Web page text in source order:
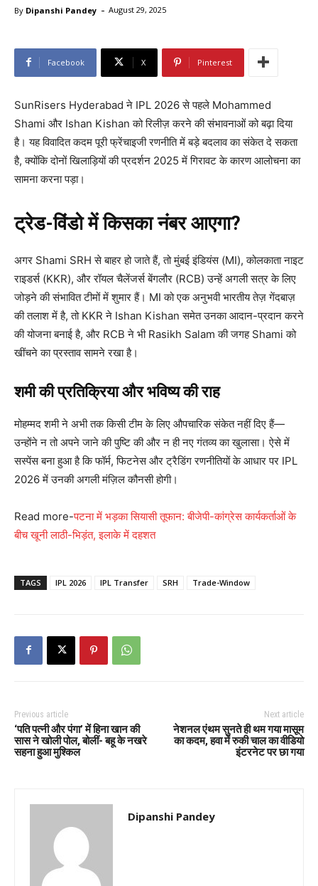
By Dipanshi Pandey - August 29, 2025
Facebook X Pinterest
SunRisers Hyderabad ने IPL 2026 से पहले Mohammed
Shami और Ishan Kishan को रिलीज़ करने की संभावनाओं को बढ़ा दिया
है। यह विवादित कदम पूरी फ्रेंचाइजी रणनीति में बड़े बदलाव का संकेत दे सकता
है, क्योंकि दोनों खिलाड़ियों की प्रदर्शन 2025 में गिरावट के कारण आलोचना का
सामना करना पड़ा।
ट्रेड-विंडो में किसका नंबर आएगा?
अगर Shami SRH से बाहर हो जाते हैं, तो मुंबई इंडियंस (MI), कोलकाता नाइट
राइडर्स (KKR), और रॉयल चैलेंजर्स बेंगलौर (RCB) उन्हें अगली सत्र के लिए
जोड़ने की संभावित टीमों में शुमार हैं। MI को एक अनुभवी भारतीय तेज़ गेंदबाज़
की तलाश में है, तो KKR ने Ishan Kishan समेत उनका आदान-प्रदान करने
की योजना बनाई है, और RCB ने भी Rasikh Salam की जगह Shami को
खींचने का प्रस्ताव सामने रखा है।
शमी की प्रतिक्रिया और भविष्य की राह
मोहम्मद शमी ने अभी तक किसी टीम के लिए औपचारिक संकेत नहीं दिए हैं—
उन्होंने न तो अपने जाने की पुष्टि की और न ही नए गंतव्य का खुलासा। ऐसे में
सस्पेंस बना हुआ है कि फॉर्म, फिटनेस और ट्रैडिंग रणनीतियों के आधार पर IPL
2026 में उनकी अगली मंज़िल कौनसी होगी।
Read more-पटना में भड़का सियासी तूफान: बीजेपी-कांग्रेस कार्यकर्ताओं के
बीच खूनी लाठी-भिड़ंत, इलाके में दहशत
TAGS IPL 2026 IPL Transfer SRH Trade-Window
Previous article
‘पति पत्नी और पंगा’ में हिना खान की
सास ने खोली पोल, बोलीं- बहू के नखरे
सहना हुआ मुश्किल
Next article
नेशनल एंथम सुनते ही थम गया मासूम
का कदम, हवा में रुकी चाल का वीडियो
इंटरनेट पर छा गया
Dipanshi Pandey